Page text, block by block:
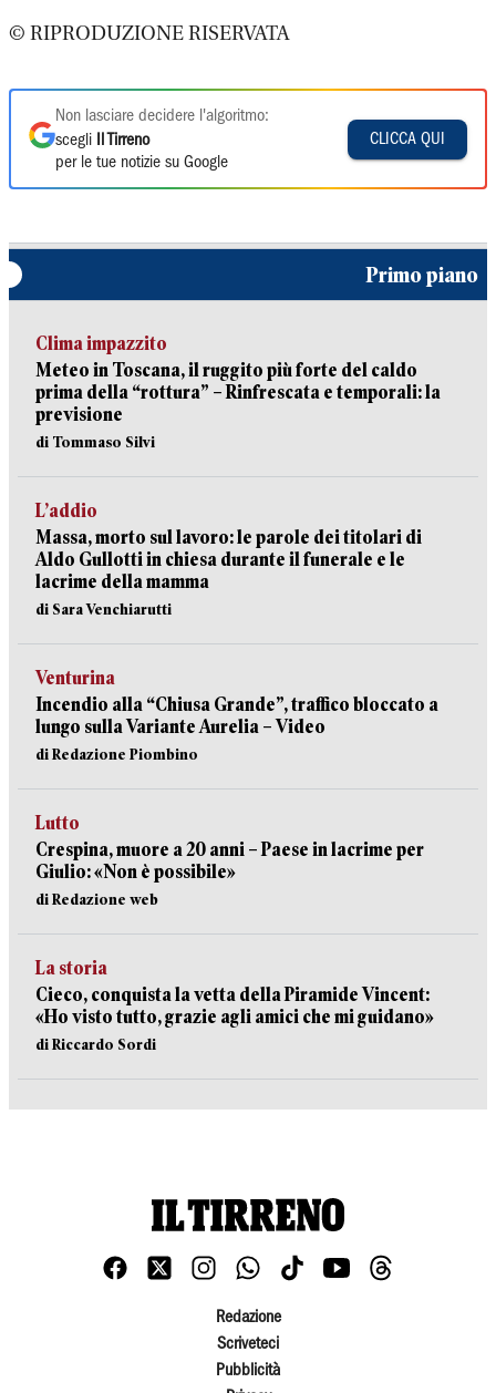
© RIPRODUZIONE RISERVATA
Non lasciare decidere l'algoritmo:
scegli
Il Tirreno
per le tue notizie su Google
CLICCA QUI
Primo piano
Clima impazzito
Meteo in Toscana, il ruggito più forte del caldo
prima della “rottura” – Rinfrescata e temporali: la
previsione
di Tommaso Silvi
L’addio
Massa, morto sul lavoro: le parole dei titolari di
Aldo Gullotti in chiesa durante il funerale e le
lacrime della mamma
di Sara Venchiarutti
Venturina
Incendio alla “Chiusa Grande”, traffico bloccato a
lungo sulla Variante Aurelia – Video
di Redazione Piombino
Lutto
Crespina, muore a 20 anni – Paese in lacrime per
Giulio: «Non è possibile»
di Redazione web
La storia
Cieco, conquista la vetta della Piramide Vincent:
«Ho visto tutto, grazie agli amici che mi guidano»
di Riccardo Sordi
Redazione
Scriveteci
Pubblicità